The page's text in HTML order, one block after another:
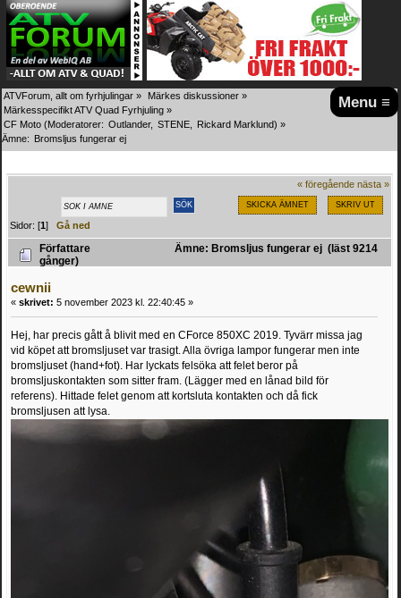
Menu ≡
ATVForum, allt om fyrhjulingar » Märkes diskussioner »
Märkesspecifikt ATV Quad Fyrhjuling »
CF Moto (Moderatorer: Outlander, STENE Rickard Marklund) »
Ämne: Bromsljus fungerar ej
« föregående nästa »
SKICKA ÄMNET SKRIV UT
Sidor: [1]Gå ned
Författare
Ämne: Bromsljus fungerar ej (läst 9214
gånger)
cewnii
« skrivet: 5 november 2023 kl. 22:40:45 »
Hej, har precis gått å blivit med en CForce 850XC 2019. Tyvärr missa jag
vid köpet att bromsljuset var trasigt. Alla övriga lampor fungerar men inte
bromsljuset (hand+fot). Har lyckats felsöka att felet beror på
bromsljuskontakten som sitter fram. (Lägger med en lånad bild för
referens). Hittade felet genom att kortsluta kontakten och då fick
bromsljusen att lysa.